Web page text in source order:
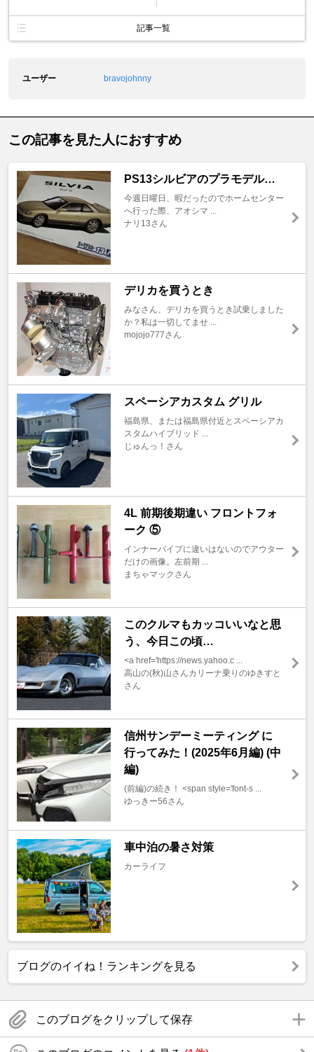
記事一覧
ユーザー bravojohnny
この記事を見た人におすすめ
PS13シルビアのプラモデル…
今週日曜日、暇だったのでホームセンター
へ行った際、アオシマ ...
ナリ13さん
デリカを買うとき
みなさん、デリカを買うとき試乗しました
か？私は一切してませ ...
mojojo777さん
スペーシアカスタム グリル
福島県、または福島県付近とスペーシアカ
スタムハイブリッド ...
じゅんっ！さん
4L 前期後期違い フロントフォ
ーク ⑤
インナーパイプに違いはないのでアウター
だけの画像。左前期 ...
まちゃマックさん
このクルマもカッコいいなと思
う、今日この頃…
<a href='https://news.yahoo.c ...
高山の(秋)山さんカリーナ乗りのゆきすと
さん
信州サンデーミーティング に
行ってみた！(2025年6月編) (中
編)
(前編)の続き！ <span style='font-s ...
ゆっきー56さん
車中泊の暑さ対策
カーライフ
ブログのイイね！ランキングを見る
このブログをクリップして保存